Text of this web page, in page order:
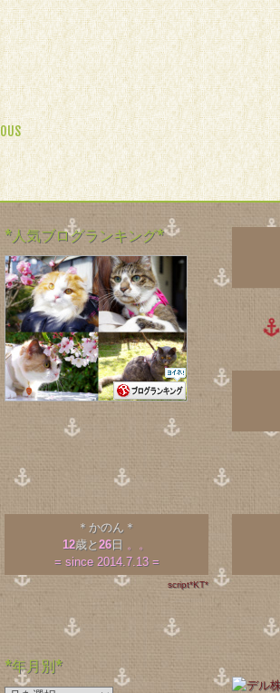
NAVIGATION
*人気ブログランキング*
＊かのん＊
12歳と26日 。。
= since 2014.7.13 =
script*KT*
*年月別*